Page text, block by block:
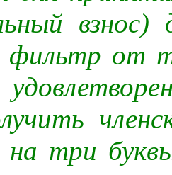
фильтр от
три